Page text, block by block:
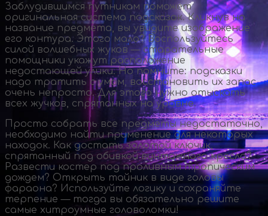
Заблудившимся путникам поможет
оригинальная система подсказок. Кликнув на
название предмета, вы увидите изображение
его контура. Этого мало? Воспользуйтесь
силой волшебных жуков — старательные
помощники укажут расположение
недостающей улики. Но помните: подсказки
надо тратить с умом, восстановить их запас
очень непросто. Для этого нужно отыскать
всех жучков, спрятанных на уровне.
Просто собрать все предметы недостаточно,
необходимо найти применение для некоторых
находок. Как достать золотой ключик,
спрятанный под обивкой винтажного кресла?
Развести костер под проливным тропическим
дождем? Открыть тайник в виде головы
фараона? Используйте логику и сохраняйте
терпение — тогда вы обязательно решите
самые хитроумные головоломки!